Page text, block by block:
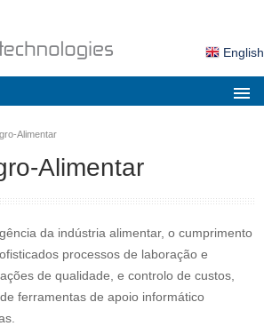
English
Alimentar
Alimentar
da indústria alimentar, o cumprimento
processos de laboração e
de qualidade, e controlo de custos,
ferramentas de apoio informático